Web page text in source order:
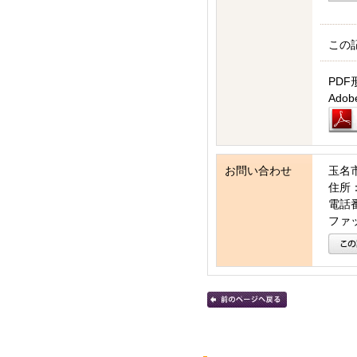
この
PDF
お問い合わせ
玉名
住所
電話
ファ